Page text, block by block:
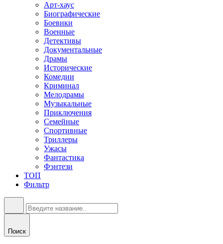
Арт-хаус
Биографические
Боевики
Военные
Детективы
Документальные
Драмы
Исторические
Комедии
Криминал
Мелодрамы
Музыкальные
Приключения
Семейные
Спортивные
Триллеры
Ужасы
Фантастика
Фэнтези
ТОП
Фильтр
Поиск